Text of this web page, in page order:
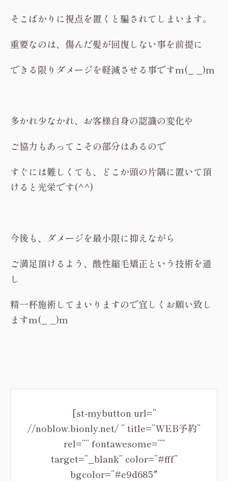
そこばかりに視点を置くと騙されてしまいます。
重要なのは、傷んだ髪が回復しない事を前提に
できる限りダメージを軽減させる事ですm(_ _)m
多かれ少なかれ、お客様自身の認識の変化や
ご協力もあってこその部分はあるので
すぐには難しくても、どこか頭の片隅に置いて頂
けると光栄です(^^)
今後も、ダメージを最小限に抑えながら
ご満足頂けるよう、酸性縮毛矯正という技術を通
し
精一杯施術してまいりますので宜しくお願い致し
ますm(_ _)m
[st-mybutton url=”
//noblow.bionly.net/ ” title=”WEB予約”
rel=”” fontawesome=””
target=”_blank” color=”#fff”
bgcolor=”#e9d685″